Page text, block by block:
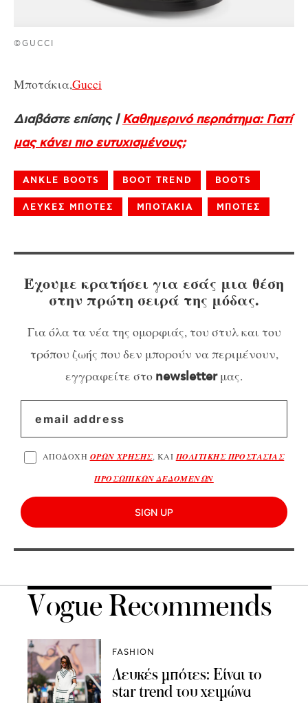
©GUCCI
Μποτάκια,Gucci
Διαβάστε επίσης |Καθημερινό περπάτημα: Γιατί
μας κάνει πιο ευτυχισμένους;
ANKLE BOOTS BOOT TREND BOOTS
ΛΕΥΚΕΣ ΜΠΟΤΕΣ ΜΠΟΤΑΚΙΑ ΜΠΟΤΕΣ
Έχουμε κρατήσει για εσάς μια θέση
στην πρώτη σειρά της μόδας.
Για όλα τα νέα της ομορφιάς, του στυλ και του
τρόπου ζωής που δεν μπορούν να περιμένουν,
εγγραφείτε στο newsletterμας.
ΑΠΟΔΟΧΗ ΟΡΩΝ ΧΡΗΣΗΣ, ΚΑΙ ΠΟΛΙΤΙΚΗΣ ΠΡΟΣΤΑΣΙΑΣ
ΠΡΟΣΩΠΙΚΩΝ ΔΕΔΟΜΕΝΩΝ
SIGN UP
Vogue Recommends
FASHION
Λευκές μπότες: Είναι το
star trend του χειμώνα